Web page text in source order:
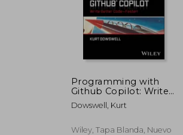
5%
dcto.
Programming with
Github Copilot: Write
Better Code--Faster!
(en Inglés)
Dowswell, Kurt
Wiley, Tapa Blanda, Nuevo